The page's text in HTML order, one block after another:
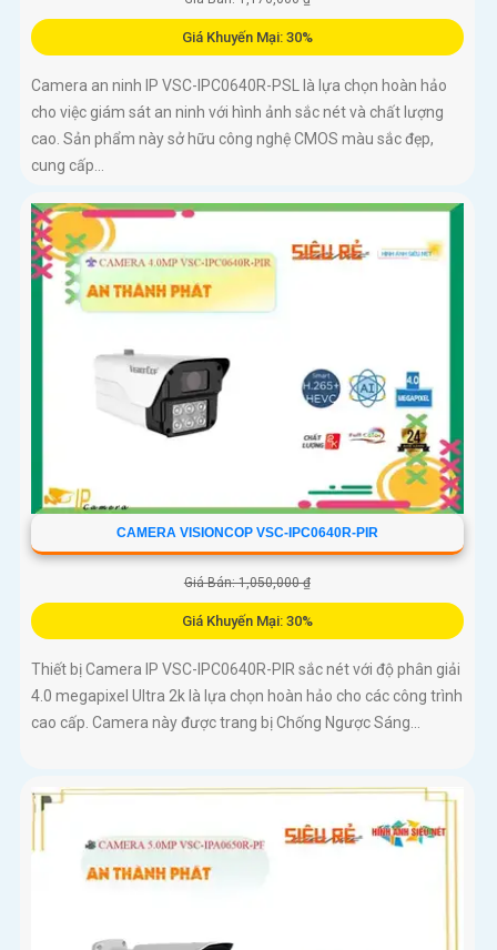
Giá Khuyến Mại: 30%
Camera an ninh IP VSC-IPC0640R-PSL là lựa chọn hoàn hảo
cho việc giám sát an ninh với hình ảnh sắc nét và chất lượng
cao. Sản phẩm này sở hữu công nghệ CMOS màu sắc đẹp,
cung cấp...
CAMERA VISIONCOP VSC-IPC0640R-PIR
Giá Bán: 1,050,000 ₫
Giá Khuyến Mại: 30%
Thiết bị Camera IP VSC-IPC0640R-PIR sắc nét với độ phân giải
4.0 megapixel Ultra 2k là lựa chọn hoàn hảo cho các công trình
cao cấp. Camera này được trang bị Chống Ngược Sáng...